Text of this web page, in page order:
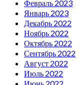
Февраль 2023
Январь 2023
Декабрь 2022
Ноябрь 2022
Октябрь 2022
Сентябрь 2022
Август 2022
Июль 2022
Июнь 2022